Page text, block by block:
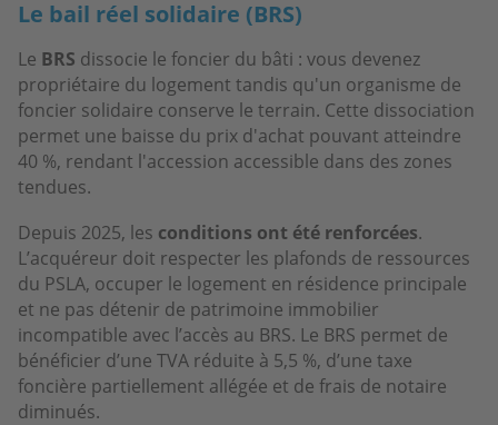
Le bail réel solidaire (BRS)
Le BRS dissocie le foncier du bâti : vous devenez
propriétaire du logement tandis qu'un organisme de
foncier solidaire conserve le terrain. Cette dissociation
permet une baisse du prix d'achat pouvant atteindre
40 %, rendant l'accession accessible dans des zones
tendues.
Depuis 2025, les conditions ont été renforcées.
L’acquéreur doit respecter les plafonds de ressources
du PSLA, occuper le logement en résidence principale
et ne pas détenir de patrimoine immobilier
incompatible avec l’accès au BRS. Le BRS permet de
bénéficier d’une TVA réduite à 5,5 %, d’une taxe
foncière partiellement allégée et de frais de notaire
diminués.